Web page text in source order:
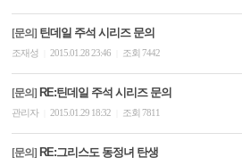
[문의] 틴데일 주석 시리즈 문의
조재성 2015.01.28 23:46 조회 7442
[문의] RE:틴데일 주석 시리즈 문의
관리자 2015.01.29 18:32 조회 7811
[문의] RE:그리스도 동정녀 탄생